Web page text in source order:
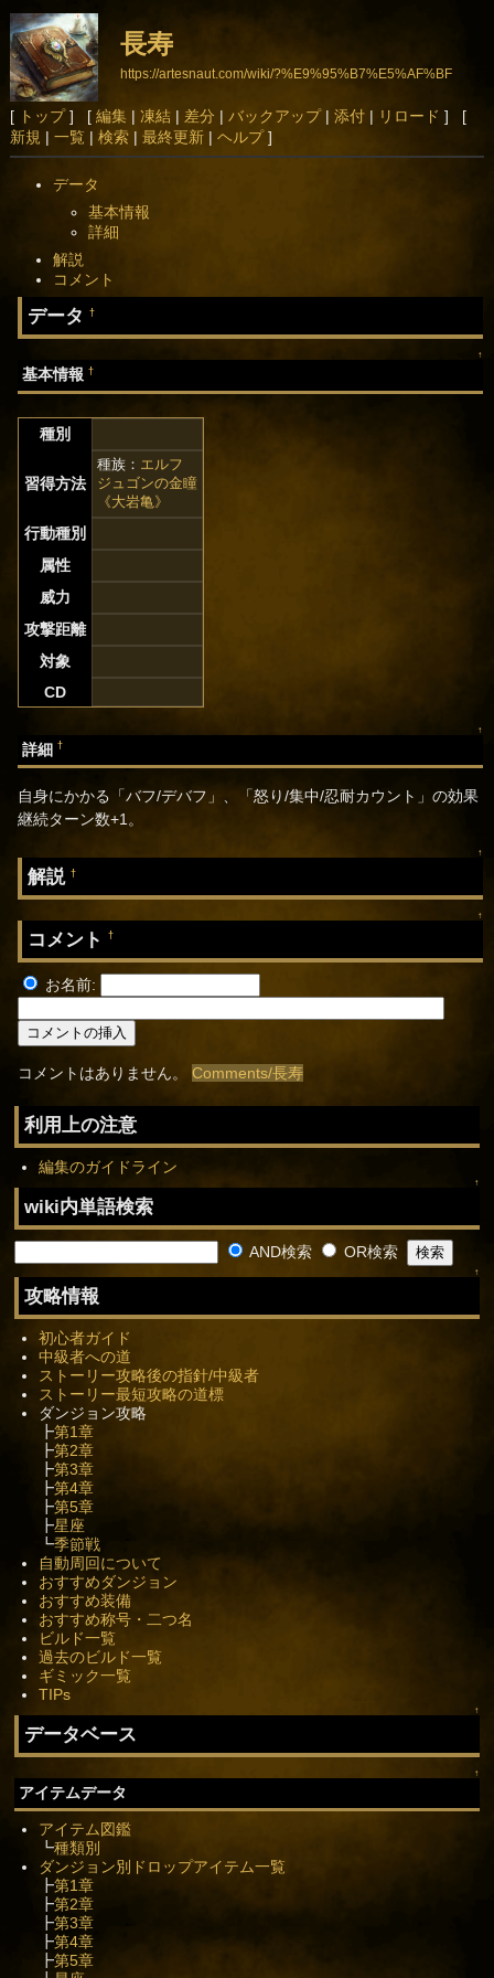
長寿
https://artesnaut.com/wiki/?%E9%95%B7%E5%AF%BF
[ トップ] [ 編集| 凍結 | 差分 | バックアップ| 添付| リロード ] [
新規 | 一覧 | 検索| 最終更新| ヘルプ]
データ
基本情報
詳細
解説
コメント
データ†
↑
基本情報†
種別
習得方法
種族： エルフ
ジュゴンの金瞳
《大岩亀》
行動種別
属性
威力
攻撃距離
対象
CD
↑
詳細†
自身にかかる「バフ/デバフ」、「怒り/集中/忍耐カウント」の効果
継続ターン数+1。
↑
解説†
↑
コメント†
お名前:
コメントはありません。Comments/長寿
利用上の注意
編集のガイドライン
↑
wiki内単語検索
AND検索 OR検索
↑
攻略情報
初心者ガイド
中級者への道
ストーリー攻略後の指針/中級者
ストーリー最短攻略の道標
ダンジョン攻略
┣第1章
┣第2章
┣第3章
┣第4章
┣第5章
┣星座
┗季節戦
自動周回について
おすすめダンジョン
おすすめ装備
おすすめ称号・二つ名
ビルド一覧
過去のビルド一覧
ギミック一覧
TIPs
↑
データベース
↑
アイテムデータ
アイテム図鑑
┗種類別
ダンジョン別ドロップアイテム一覧
┣第1章
┣第2章
┣第3章
┣第4章
┣第5章